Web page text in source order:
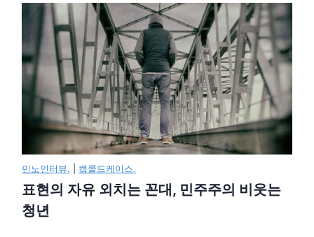
민노인터뷰. 캡콜드케이스.
표현의 자유 외치는 꼰대, 민주주의 비웃는
청년